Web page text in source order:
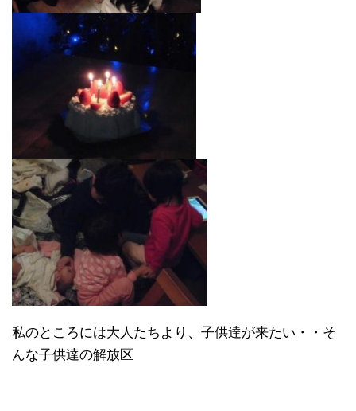
私のところには大人たちより、子供達が来たい・・そ
んな子供達の解放区